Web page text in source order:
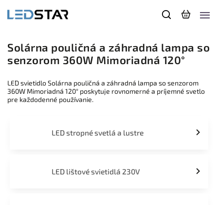
Solárna pouličná a záhradná lampa so
senzorom 360W Mimoriadná 120°
LED svietidlo Solárna pouličná a záhradná lampa so senzorom
360W Mimoriadná 120° poskytuje rovnomerné a príjemné svetlo
pre každodenné používanie.
LED stropné svetlá a lustre
LED lištové svietidlá 230V